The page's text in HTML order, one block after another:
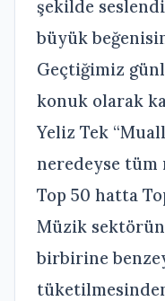
şekilde
büyük
Geçtiğimiz
konuk olarak
Yeliz Tek
neredeyse tüm
Top 50 hatta
Müzik
birbirine